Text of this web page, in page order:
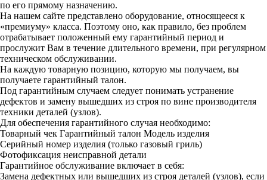
по его прямому назначению.
На нашем сайте представлено оборудование, относящееся к
«премиуму» класса. Поэтому оно, как правило, без проблем
отрабатывает положенный ему гарантийный период и
прослужит Вам в течение длительного времени, при регулярном
техническом обслуживании.
На каждую товарную позицию, которую мы получаем, вы
получаете гарантийный талон.
Под гарантийным случаем следует понимать устранение
дефектов и замену вышедших из строя по вине производителя
техники деталей (узлов).
Для обеспечения гарантийного случая необходимо:
Товарный чек Гарантийный талон Модель изделия
Серийный номер изделия (только газовый гриль)
Фотофиксация неисправной детали
Гарантийное обслуживание включает в себя:
Замена дефектных или вышедших из строя деталей (узлов), если